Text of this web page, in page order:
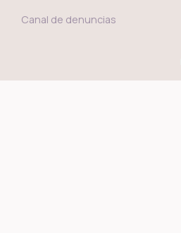
Canal de denuncias